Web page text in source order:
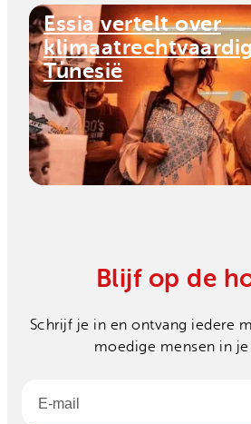
Essia vertelt over
Tunesië
Blijf op de
Schrijf je in en ontvang iedere
moedige mensen in